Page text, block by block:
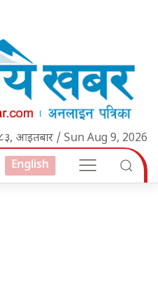
आइतबार / Sun Aug 9, 2026
English